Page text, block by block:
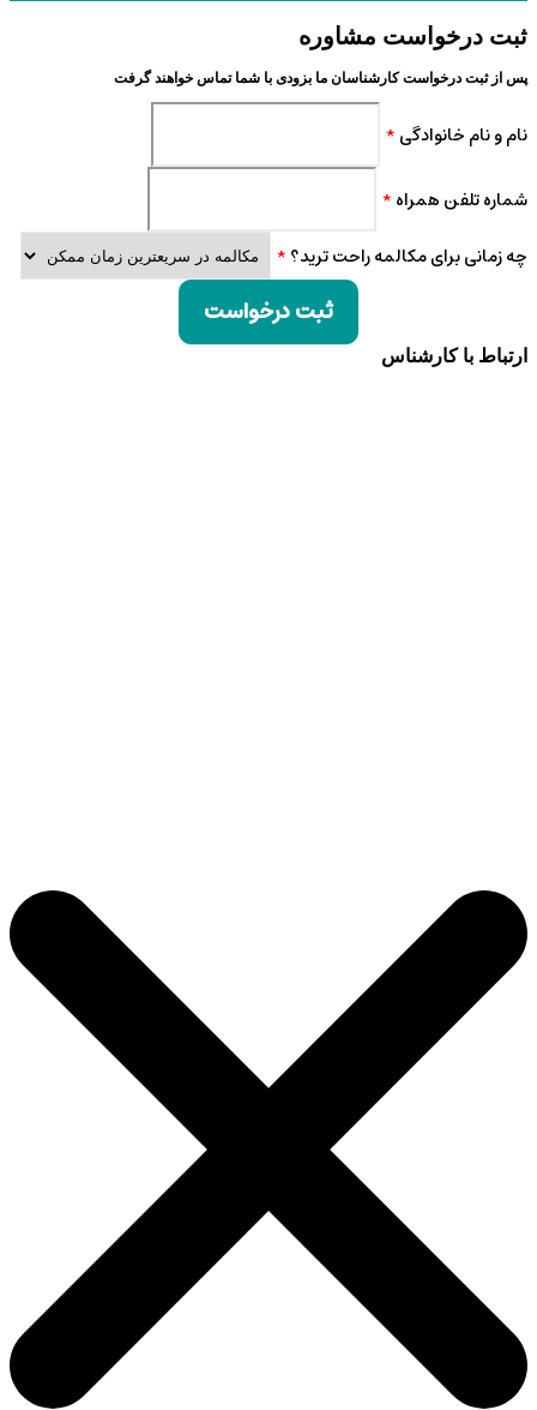
ثبت درخواست مشاوره
پس از ثبت درخواست کارشناسان ما بزودی با شما تماس خواهند گرفت
نام و نام خانوادگی *
شماره تلفن همراه *
چه زمانی برای مکالمه راحت ترید؟ *
ثبت درخواست
ارتباط با کارشناس